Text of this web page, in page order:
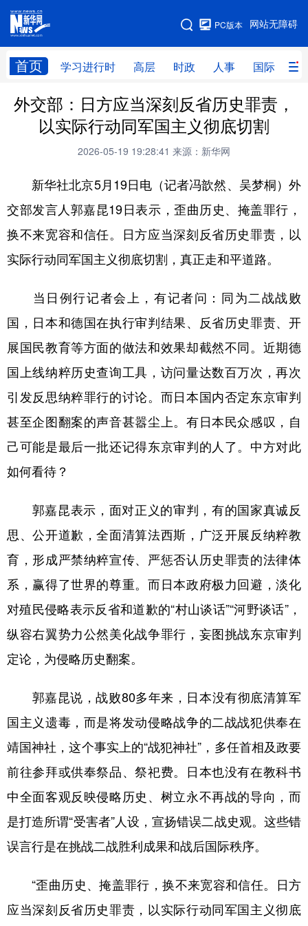
网站无障碍
PC版本
首页 学习进行时 高层 时政 人事 国际 财
网站地图
学习进行时 高层 时政 人事
国际 财经 网评 港澳
科技 科创 量子 体育
文化 书画 军事
食品 人居 信息化 数字经济
彩票 娱乐 时尚 悦读
公益 一带一路 亚太网 上市公司
文化产业
地方频道
北京 天津 河北 山西
辽宁 吉林 上海 江苏
浙江 安徽 福建 江西
陕西 甘肃 青海 宁夏
English Español Français عربى
Русский язык 日本語 한국어
外交部：日方应当深刻反省历史罪责，
以实际行动同军国主义彻底切割
2026-05-19 19:28:41 来源：新华网
新华社北京5月19日电（记者冯歆然、吴梦桐）外
交部发言人郭嘉昆19日表示，歪曲历史、掩盖罪行，
换不来宽容和信任。日方应当深刻反省历史罪责，以
实际行动同军国主义彻底切割，真正走和平道路。
当日例行记者会上，有记者问：同为二战战败
国，日本和德国在执行审判结果、反省历史罪责、开
展国民教育等方面的做法和效果却截然不同。近期德
国上线纳粹历史查询工具，访问量达数百万次，再次
引发反思纳粹罪行的讨论。而日本国内否定东京审判
甚至企图翻案的声音甚嚣尘上。有日本民众感叹，自
己可能是最后一批还记得东京审判的人了。中方对此
如何看待？
郭嘉昆表示，面对正义的审判，有的国家真诚反
思、公开道歉，全面清算法西斯，广泛开展反纳粹教
育，形成严禁纳粹宣传、严惩否认历史罪责的法律体
系，赢得了世界的尊重。而日本政府极力回避，淡化
对殖民侵略表示反省和道歉的“村山谈话”“河野谈话”，
纵容右翼势力公然美化战争罪行，妄图挑战东京审判
定论，为侵略历史翻案。
郭嘉昆说，战败80多年来，日本没有彻底清算军
国主义遗毒，而是将发动侵略战争的二战战犯供奉在
靖国神社，这个事实上的“战犯神社”，多任首相及政要
前往参拜或供奉祭品、祭祀费。日本也没有在教科书
中全面客观反映侵略历史、树立永不再战的导向，而
是打造所谓“受害者”人设，宣扬错误二战史观。这些错
误言行是在挑战二战胜利成果和战后国际秩序。
“歪曲历史、掩盖罪行，换不来宽容和信任。日方
应当深刻反省历史罪责，以实际行动同军国主义彻底